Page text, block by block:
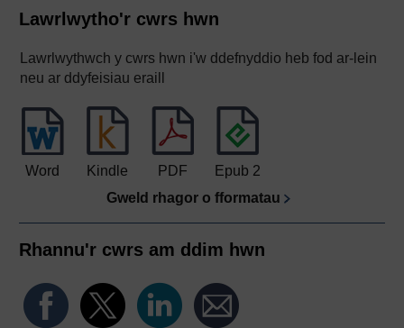
Lawrlwytho'r cwrs hwn
Lawrlwythwch y cwrs hwn i'w ddefnyddio heb fod ar-lein
neu ar ddyfeisiau eraill
Word Kindle PDF
Epub 2
Gweld rhagor o fformatau
Rhannu'r cwrs am ddim hwn